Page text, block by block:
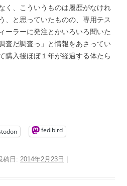
く、こういうものは履歴がなけれ
、と思っていたものの、専用テス
ーラーに発注とかいろいろ聞いた
査だ調査っ」と情報をあさってい
購入後ほぼ１年が経過する体たら
fedibird
稿日: 2014年2月23日 |